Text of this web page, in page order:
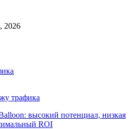
2026
трафика
высокий потенциал, низкая
ROI